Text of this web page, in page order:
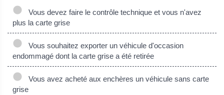
Vous devez faire le contrôle technique et vous n'avez
plus la carte grise
Vous souhaitez exporter un véhicule d'occasion
endommagé dont la carte grise a été retirée
Vous avez acheté aux enchères un véhicule sans carte
grise